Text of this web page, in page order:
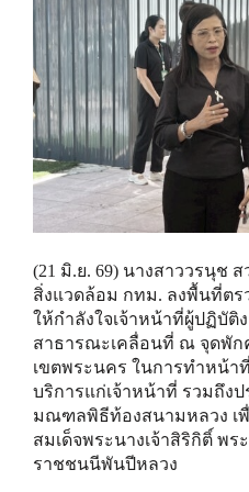
(21 มิ.ย. 69) นางสาววรนุช
สิ่งแวดล้อม กทม. ลงพื้นที่ตร
ให้กำลังใจเจ้าหน้าที่ผู้ปฏิบัติ
สาธารณะเคลื่อนที่ ณ จุดพัก
เขตพระนคร ในการทำหน้า
บริการแก่เจ้าหน้าที่ รวมถึง
มณฑลพิธีท้องสนามหลวง เ
สมเด็จพระนางเจ้าสิริกิติ์ พ
ราชชนนีพันปีหลวง